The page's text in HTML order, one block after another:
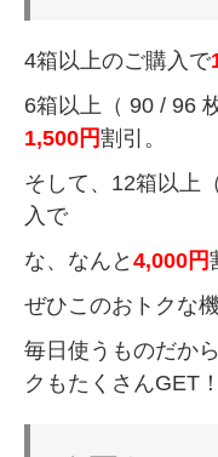
4箱以上のご購入で
6箱以上（ 90 / 96
1,500円割引。
そして、12箱以上
入で
な、なんと 4,000円
ぜひこのおトクな
毎日使うものだか
クもたくさんGET！